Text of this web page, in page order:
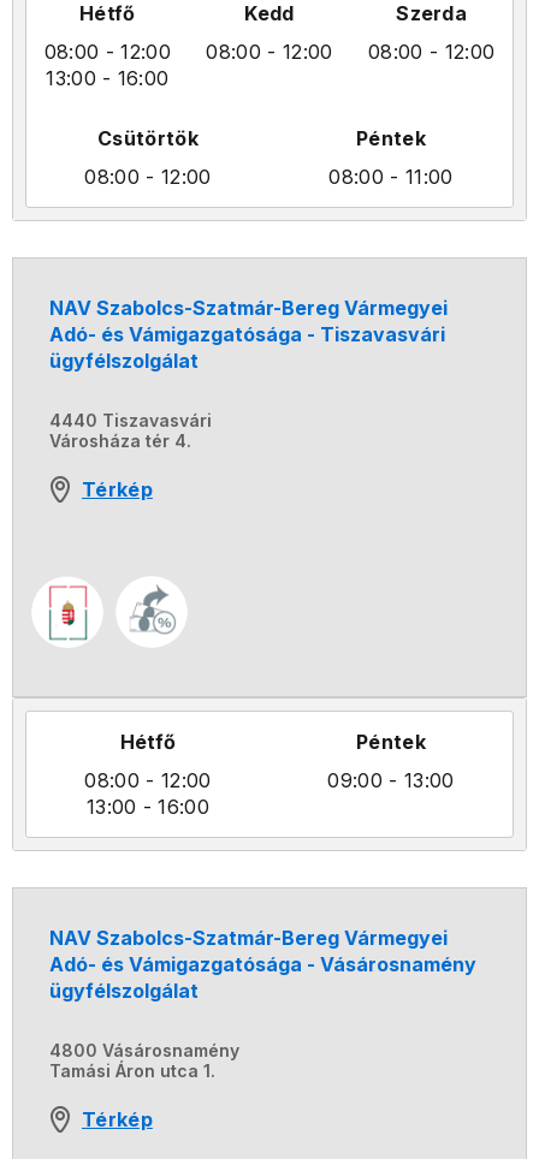
Hétfő
08:00 - 12:00
13:00 - 16:00
Kedd
08:00 - 12:00
Szerda
08:00 - 12:00
Csütörtök
08:00 - 12:00
Péntek
08:00 - 11:00
NAV Szabolcs-Szatmár-Bereg Vármegyei
Adó- és Vámigazgatósága - Tiszavasvári
ügyfélszolgálat
4440 Tiszavasvári
Városháza tér 4.
Térkép
Hétfő
08:00 - 12:00
13:00 - 16:00
Péntek
09:00 - 13:00
NAV Szabolcs-Szatmár-Bereg Vármegyei
Adó- és Vámigazgatósága - Vásárosnamény
ügyfélszolgálat
4800 Vásárosnamény
Tamási Áron utca 1.
Térkép